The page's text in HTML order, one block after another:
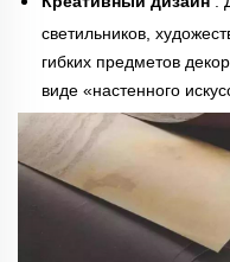
светильников,
гибких предметов
виде «настенного